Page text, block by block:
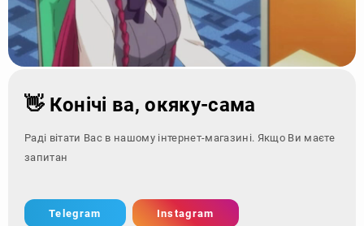
👋 Конічі ва, окяку-сама
Раді вітати Вас в нашому інтернет-магазині. Якщо Ви маєте
запитання - зверні
Telegram Instagram